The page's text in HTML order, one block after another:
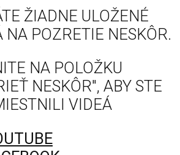
ŽIADNE ULOŽENÉ
NA POZRETIE NESKÔR.
NA POLOŽKU
NESKÔR", ABY STE
VIDEÁ